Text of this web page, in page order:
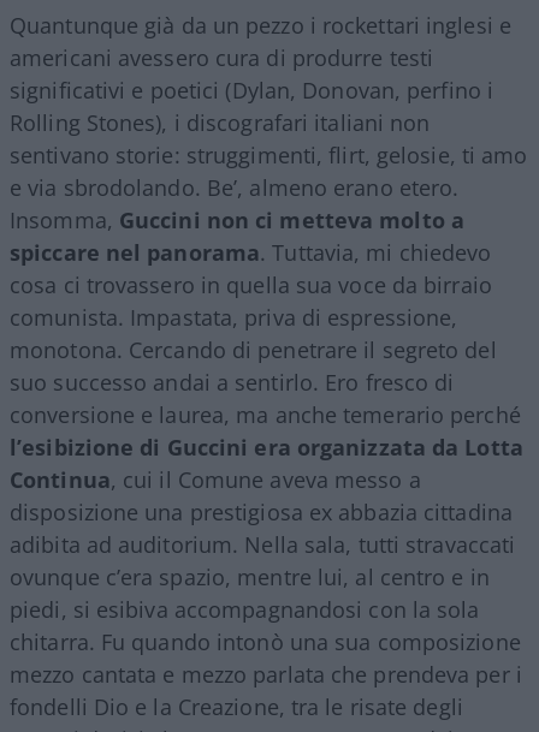
Quantunque già da un pezzo i rockettari inglesi e
americani avessero cura di produrre testi
significativi e poetici (Dylan, Donovan, perfino i
Rolling Stones), i discografari italiani non
sentivano storie: struggimenti, flirt, gelosie, ti amo
e via sbrodolando. Be’, almeno erano etero.
Insomma, Guccini non ci metteva molto a
spiccare nel panorama. Tuttavia, mi chiedevo
cosa ci trovassero in quella sua voce da birraio
comunista. Impastata, priva di espressione,
monotona. Cercando di penetrare il segreto del
suo successo andai a sentirlo. Ero fresco di
conversione e laurea, ma anche temerario perché
l’esibizione di Guccini era organizzata da Lotta
Continua, cui il Comune aveva messo a
disposizione una prestigiosa ex abbazia cittadina
adibita ad auditorium. Nella sala, tutti stravaccati
ovunque c’era spazio, mentre lui, al centro e in
piedi, si esibiva accompagnandosi con la sola
chitarra. Fu quando intonò una sua composizione
mezzo cantata e mezzo parlata che prendeva per i
fondelli Dio e la Creazione, tra le risate degli